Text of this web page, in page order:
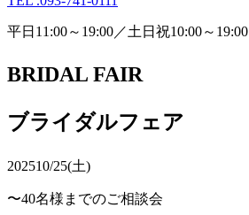
平日11:00～19:00／土日祝10:00～19:00
BRIDAL FAIR
ブライダルフェア
202510/25(土)
〜40名様までのご相談会